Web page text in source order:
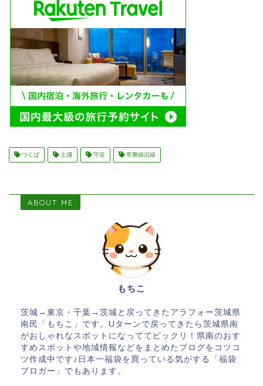
つくば 土浦 守谷 常磐線沿線
ABOUT ME
もちこ
茨城→東京・千葉→茨城と戻ってきたアラフォー茨城県
南民「もちこ」です。Uターンで戻ってきたら茨城県南
がおしゃれなスポットになっててビックリ！県南のおす
すめスポットや地域情報などをまとめたブログをコツコ
ツ作成中です♪日本一福袋を買っている気がする「福袋
ブロガー」でもあります。